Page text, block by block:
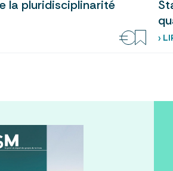
la pluridisciplinarité
›